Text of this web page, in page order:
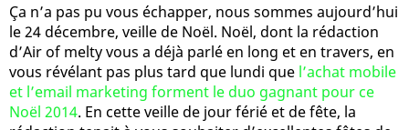
Ça n’a pas pu vous échapper, nous sommes aujourd’hui
le 24 décembre, veille de Noël. Noël, dont la rédaction
d’Air of melty vous a déjà parlé en long et en travers, en
vous révélant pas plus tard que lundi que l’achat mobile
et l’email marketing forment le duo gagnant pour ce
Noël 2014. En cette veille de jour férié et de fête, la